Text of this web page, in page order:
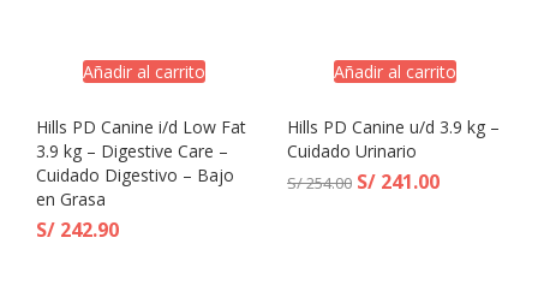
Añadir al carrito
Hills PD Canine i/d Low Fat
3.9 kg – Digestive Care –
Cuidado Digestivo – Bajo
en Grasa
S/ 242.90
Añadir al carrito
Hills PD Canine u/d 3.9 kg –
Cuidado Urinario
S/254.00 S/ 241.00